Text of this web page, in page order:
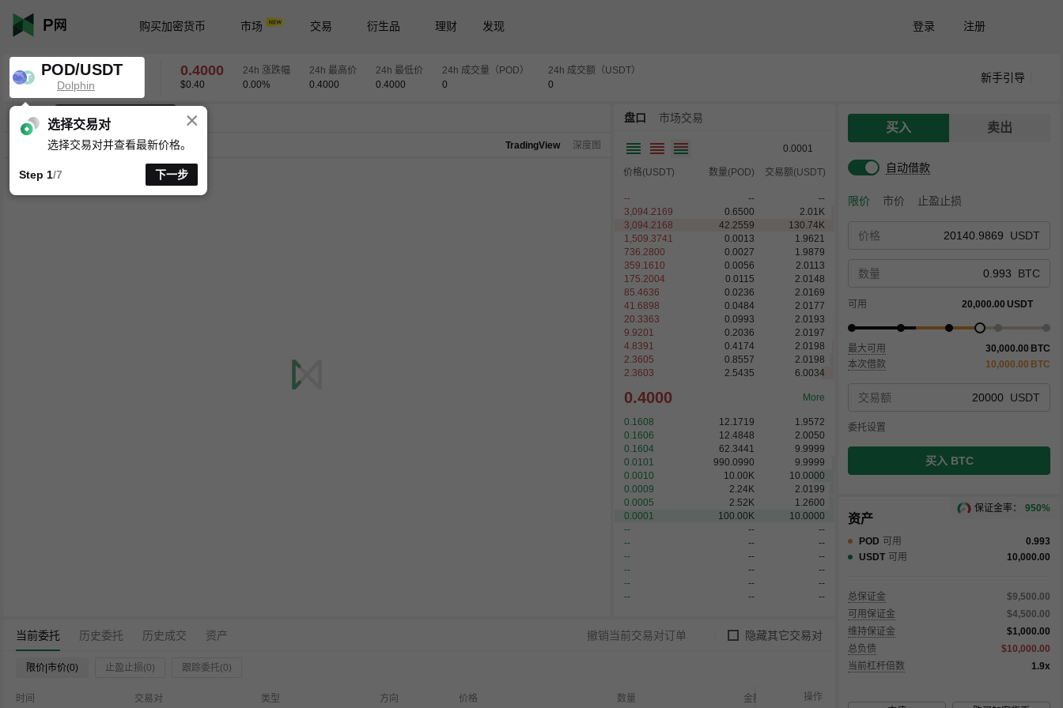
购买加密货币 市场 交易 衍生品 理财 发现 登录 注册
POD/USDT
Dolphin
0.4000
$0.40
24h 涨跌幅
0.00%
24h 最高价
0.4000
24h 最低价
0.4000
24h 成交量（POD）
0
24h 成交额（USDT）
0
新手引导
POD/USDT 0.00 % 0.4000
15分1时4时1天1周 TradingView 深度图
盘口 市场交易
0.0001
价格(USDT) 数量(POD) 交易额(USDT)
-- --
--
3,094.2169
0.6500 2.01 K
3,094.2168
42.2559 130.74 K
1,509.3741
0.0013
1.9621
736.2800
0.0027
1.9879
359.1610
0.0056
2.0113
175.2004
0.0115
2.0148
85.4636
0.0236
2.0169
41.6898
0.0484
2.0177
20.3363
0.0993
2.0193
9.9201
0.2036
2.0197
4.8391
0.4174
2.0198
2.3605
0.8557
2.0198
2.3603
2.5435 6.0034
0.4000 More
0.1608 12.1719
1.9572
0.1606
12.4848
2.0050
0.1604
62.3441
9.9999
0.0101
990.0990
9.9999
0.0010
10.00 K
10.0000
0.0009
2.24 K
2.0199
0.0005
2.52 K
1.2600
0.0001
100.00 K
10.0000
--
--
--
--
--
--
--
--
--
--
--
--
--
--
--
--
-- --
当前委托 历史委托 历史成交 资产 撤销当前交易对订单 隐藏其它交易对
限价|市价(0) 止盈止损(0) 跟踪委托(0)
时间 交易对 类型 方向 价格 数量 金额 操作
买入 卖出
自动借款
限价 市价 止盈止损
价格 USDT
数量 BTC
可用 20,000.00 USDT
最大可用 30,000.00 BTC
本次借款
10,000.00 BTC
交易额 USDT
委托设置
买入 BTC
资产
POD 可用
0.993
USDT 可用 10,000.00
总保证金
$9,500.00
可用保证金
$4,500.00
维持保证金
$1,000.00
总负债
$10,000.00
当前杠杆倍数
1.9x
保证金率： 950%
K线时间周期支持自定义 ×
选择交易对
选择交易对并查看最新价格。
Step 1/7 下一步